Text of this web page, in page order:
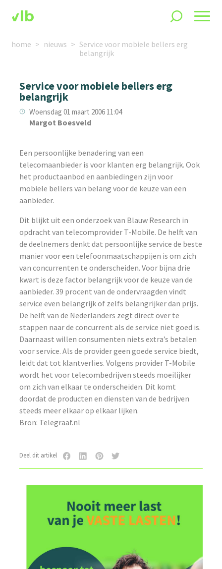
home nieuws
Service voor mobiele bellers erg
belangrijk
Service voor mobiele bellers erg
belangrijk
Woensdag 01 maart 2006 11:04
Margot Boesveld
Een persoonlijke benadering van een
telecomaanbieder is voor klanten erg belangrijk. Ook
het productaanbod en aanbiedingen zijn voor
mobiele bellers van belang voor de keuze van een
aanbieder.
Dit blijkt uit een onderzoek van Blauw Research in
opdracht van telecomprovider T-Mobile. De helft van
de deelnemers denkt dat persoonlijke service de beste
manier voor een telefoonmaatschappijen is om zich
van concurrenten te onderscheiden. Voor bijna drie
kwart is deze factor belangrijk voor de keuze van de
aanbieder. 39 procent van de ondervraagden vindt
service even belangrijk of zelfs belangrijker dan prijs.
De helft van de Nederlanders zegt direct over te
stappen naar de concurrent als de service niet goed is.
Daarnaast willen consumenten niets extra’s betalen
voor service. Als de provider geen goede service biedt,
leidt dat tot klantverlies. Volgens provider T-Mobile
wordt het voor telecombedrijven steeds moeilijker
om zich van elkaar te onderscheiden. Dit komt
doordat de producten en diensten van de bedrijven
steeds meer elkaar op elkaar lijken.
Bron: Telegraaf.nl
Deel dit artikel